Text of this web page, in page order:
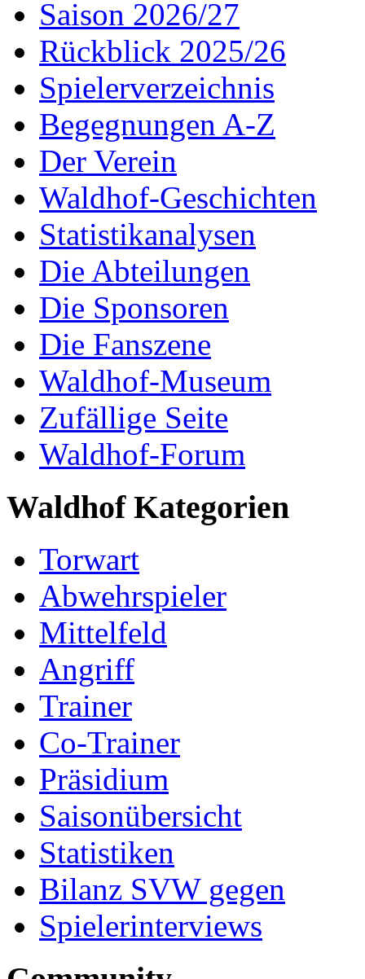
Saison 2026/27
Rückblick 2025/26
Spielerverzeichnis
Begegnungen A-Z
Der Verein
Waldhof-Geschichten
Statistikanalysen
Die Abteilungen
Die Sponsoren
Die Fanszene
Waldhof-Museum
Zufällige Seite
Waldhof-Forum
Waldhof Kategorien
Torwart
Abwehrspieler
Mittelfeld
Angriff
Trainer
Co-Trainer
Präsidium
Saisonübersicht
Statistiken
Bilanz SVW gegen
Spielerinterviews